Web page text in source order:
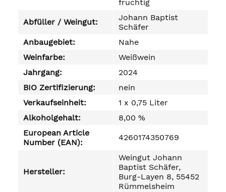
fruchtig
Abfüller / Weingut:
Johann Baptist
Schäfer
Anbaugebiet:
Nahe
Weinfarbe:
Weißwein
Jahrgang:
2024
BIO Zertifizierung:
nein
Verkaufseinheit:
1 x 0,75 Liter
Alkoholgehalt:
8,00 %
European Article
Number (EAN):
4260174350769
Hersteller:
Weingut Johann
Baptist Schäfer,
Burg-Layen 8, 55452
Rümmelsheim